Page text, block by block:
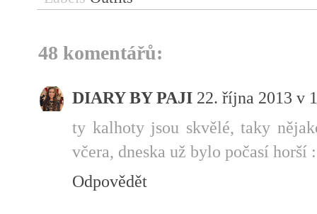
48 komentářů:
DIARY BY PAJI 22. října 2013 v
ty kalhoty jsou skvělé, taky
včera, dneska už bylo počasí horší
Odpovědět